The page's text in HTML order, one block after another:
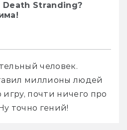
Stranding?
человек.
миллионы людей
почти ничего про
точно гений!